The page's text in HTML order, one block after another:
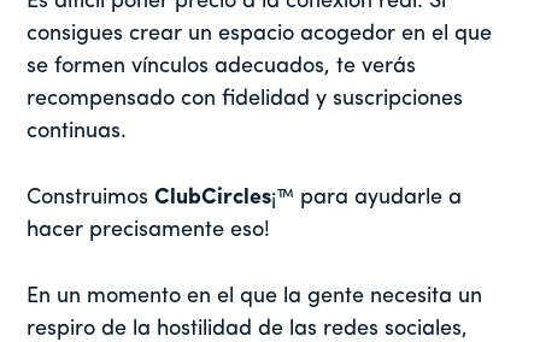
consigues crear un espacio acogedor en el que
se formen vínculos adecuados, te verás
recompensado con fidelidad y suscripciones
continuas.
ConstruimosClubCircles¡™ para ayudarle a
hacer precisamente eso!
En un momento en el que la gente necesita un
respiro de la hostilidad de las redes sociales,